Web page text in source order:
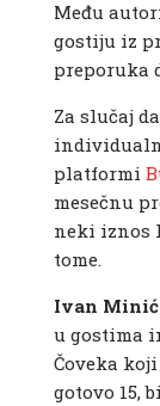
Među
gostiju iz
preporuka
Za slučaj
platformi
mesečnu
neki iznos
tome.
Ivan
u gostima
Čoveka
gotovo 15,